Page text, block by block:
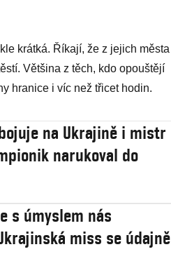
krátká. Říkají, že z jejich města
Většina z těch, kdo opouštějí
hranice i víc než třicet hodin.
na Ukrajině i mistr
narukoval do
s úmyslem nás
miss se údajně